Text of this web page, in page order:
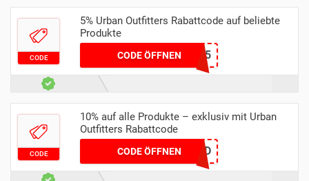
CODE
5% Urban Outfitters Rabattcode auf beliebte
Produkte
CODE ÖFFNENMEGA25
CODE
10% auf alle Produkte – exklusiv mit Urban
Outfitters Rabattcode
CODE ÖFFNEN
MT77DQUWQD